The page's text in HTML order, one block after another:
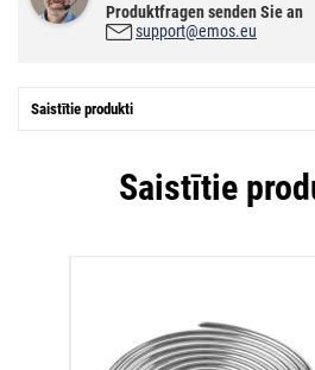
Produktfragen senden Sie an
support@emos.eu
Saistītie produkti
Saistītie